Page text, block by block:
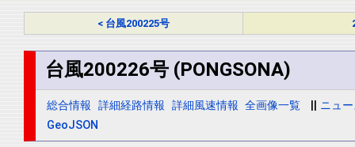
< 台風200225号
台風200226号 (PONGSONA)
総合情報 詳細経路情報 詳細風速情報 全画像一覧
ニュ
GeoJSON